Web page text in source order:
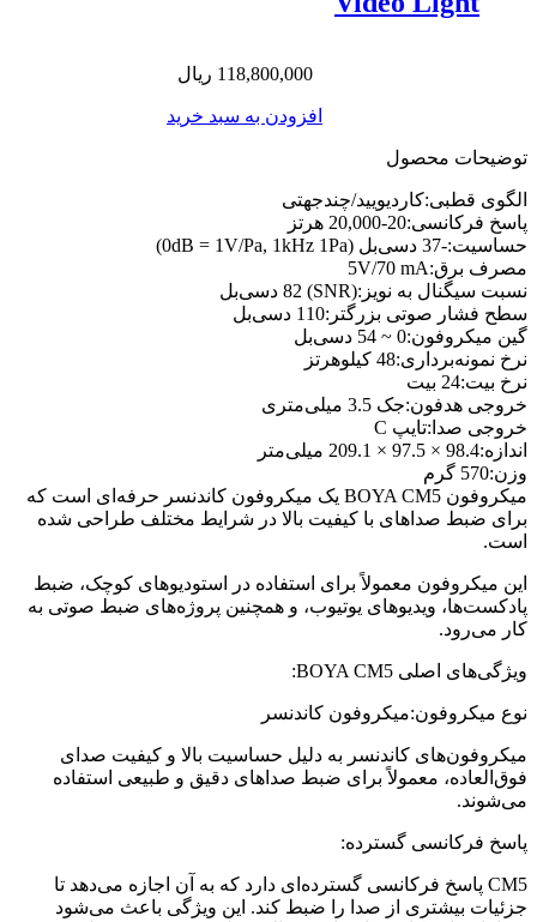
118,800,000 ریال
افزودن به سبد خرید
توضیحات محصول
الگوی قطبی:کاردیویید/چندجهتی
پاسخ فرکانسی:20-20,000 هرتز
حساسیت:-37 دسی‌بل (0dB = 1V/Pa, 1kHz 1Pa)
مصرف برق:5V/70 mA
نسبت سیگنال به نویز:(SNR) 82 دسی‌بل
سطح فشار صوتی بزرگتر:110 دسی‌بل
گین میکروفون:0 ~ 54 دسی‌بل
نرخ نمونه‌برداری:48 کیلوهرتز
نرخ بیت:24 بیت
خروجی هدفون:جک 3.5 میلی‌متری
خروجی صدا:تایپ C
اندازه:98.4 × 97.5 × 209.1 میلی‌متر
وزن:570 گرم
میکروفون BOYA CM5 یک میکروفون کاندنسر حرفه‌ای است که
برای ضبط صداهای با کیفیت بالا در شرایط مختلف طراحی شده
است.
این میکروفون معمولاً برای استفاده در استودیوهای کوچک، ضبط
پادکست‌ها، ویدیوهای یوتیوب، و همچنین پروژه‌های ضبط صوتی به
کار می‌رود.
ویژگی‌های اصلی BOYA CM5:
نوع میکروفون:میکروفون کاندنسر
میکروفون‌های کاندنسر به دلیل حساسیت بالا و کیفیت صدای
فوق‌العاده، معمولاً برای ضبط صداهای دقیق و طبیعی استفاده
می‌شوند.
پاسخ فرکانسی گسترده:
CM5 پاسخ فرکانسی گسترده‌ای دارد که به آن اجازه می‌دهد تا
جزئیات بیشتری از صدا را ضبط کند. این ویژگی باعث می‌شود